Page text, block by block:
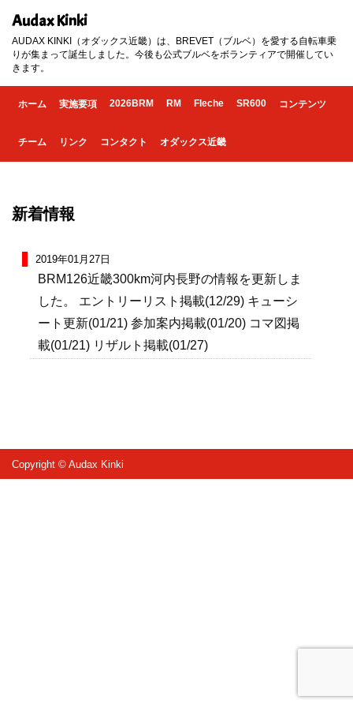
Audax Kinki
AUDAX KINKI（オダックス近畿）は、BREVET（ブルベ）を愛する自転車乗
りが集まって誕生しました。今後も公式ブルベをボランティアで開催してい
きます。
ホーム 実施要項 2026BRM RM Fleche SR600 コンテンツ
チーム リンク コンタクト オダックス近畿
新着情報
2019年01月27日
BRM126近畿300km河内長野の情報を更新しま
した。 エントリーリスト掲載(12/29) キューシ
ート更新(01/21) 参加案内掲載(01/20) コマ図掲
載(01/21) リザルト掲載(01/27)
Copyright © Audax Kinki